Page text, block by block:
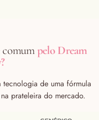
comumpelo Dream
tecnologia de uma fórmula
prateleira do mercado.